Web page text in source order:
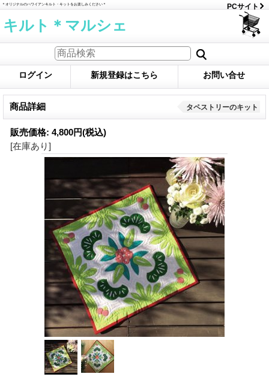
＊オリジナルのハワイアンキルト・キットをお楽しみください＊ PCサイト
キルト＊マルシェ
ログイン 新規登録はこちら お問い合せ
商品詳細 タペストリーのキット
販売価格: 4,800円(税込)
[在庫あり]